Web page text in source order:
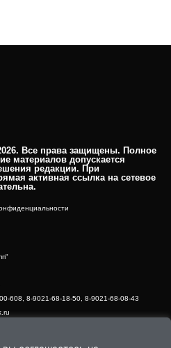
Все права защищены. Полное
материалов допускается
редакции. При
активная ссылка на сетевое
608, 8-9021-68-18-50, 8-9021-68-08-43